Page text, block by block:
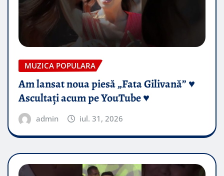
MUZICA POPULARA
Am lansat noua piesă „Fata Gilivană” ♥️
Ascultați acum pe YouTube ♥️
admin iul. 31, 2026